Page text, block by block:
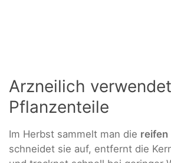
Arzneilich
Pflanzenteile
Im Herbst sammelt man die reifen
schneidet sie auf, entfernt die